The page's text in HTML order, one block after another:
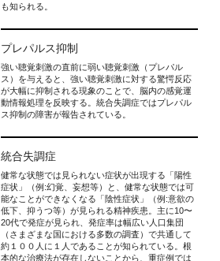
も知られる。
プレパルス抑制
強い聴覚刺激の直前に弱い聴覚刺激（プレパル
ス）を与えると、強い聴覚刺激に対する驚愕反応
が大幅に抑制される現象のことで、脳内の感覚運
動情報処理を反映する。統合失調症ではプレパル
ス抑制の障害が報告されている。
統合失調症
健常な状態では見られない症状が出現する「陽性
症状」（例:幻覚、妄想等）と、健常な状態では可
能なことができなくなる「陰性症状」（例:意欲の
低下、抑うつ等）が見られる精神疾患。主に10〜
20代で発症が見られ、発症率は幅広い人口集団
（さまざまな国における多数の調査）で共通して
約１００人に１人であることが知られている。根
本的な治療法が存在しないことから、重症例では